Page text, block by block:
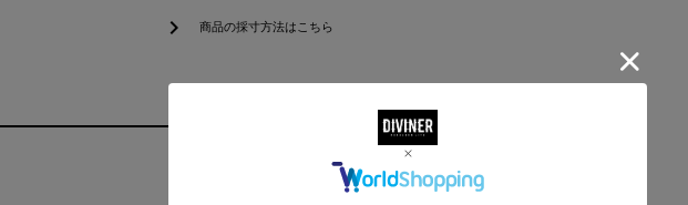
chevron_right 商品の採寸方法はこちら